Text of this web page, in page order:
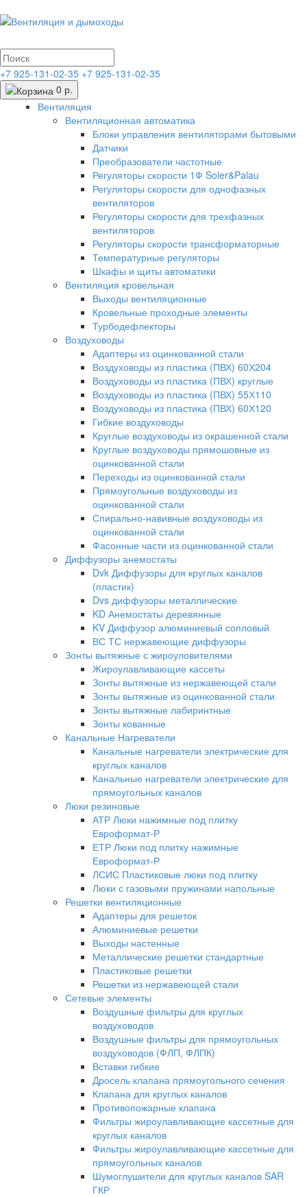
+7 925-131-02-35 +7 925-131-02-35
0 р.
Вентиляция
Вентиляционная автоматика
Блоки управления вентиляторами бытовыми
Датчики
Преобразователи частотные
Регуляторы скорости 1Ф Soler&Palau
Регуляторы скорости для однофазных
вентиляторов
Регуляторы скорости для трехфазных
вентиляторов
Регуляторы скорости трансформаторные
Температурные регуляторы
Шкафы и щиты автоматики
Вентиляция кровельная
Выходы вентиляционные
Кровельные проходные элементы
Турбодефлекторы
Воздуховоды
Адаптеры из оцинкованной стали
Воздуховоды из пластика (ПВХ) 60Х204
Воздуховоды из пластика (ПВХ) круглые
Воздуховоды из пластика (ПВХ) 55Х110
Воздуховоды из пластика (ПВХ) 60Х120
Гибкие воздуховоды
Круглые воздуховоды из окрашенной стали
Круглые воздуховоды прямошовные из
оцинкованной стали
Переходы из оцинкованной стали
Прямоугольные воздуховоды из
оцинкованной стали
Спирально-навивные воздуховоды из
оцинкованной стали
Фасонные части из оцинкованной стали
Диффузоры анемостаты
Dvk Диффузоры для круглых каналов
(пластик)
Dvs диффузоры металлические
KD Анемостаты деревянные
KV Диффузор алюминиевый сопловый
ВС ТС нержавеющие диффузоры
Зонты вытяжные с жироуловителями
Жироулавливающие кассеты
Зонты вытяжные из нержавеющей стали
Зонты вытяжные из оцинкованной стали
Зонты вытяжные лабиринтные
Зонты кованные
Канальные Нагреватели
Канальные нагреватели электрические для
круглых каналов
Канальные нагреватели электрические для
прямоугольных каналов
Люки резиновые
АТР Люки нажимные под плитку
Евроформат-Р
ЕТР Люки под плитку нажимные
Евроформат-Р
ЛСИС Пластиковые люки под плитку
Люки с газовыми пружинами напольные
Решетки вентиляционные
Адаптеры для решеток
Алюминиевые решетки
Выходы настенные
Металлические решетки стандартные
Пластиковые решетки
Решетки из нержавеющей стали
Сетевые элементы
Воздушные фильтры для круглых
воздуховодов
Воздушные фильтры для прямоугольных
воздуховодов (ФЛП, ФЛПК)
Вставки гибкие
Дросель клапана прямоугольного сечения
Клапана для круглых каналов
Противопожарные клапана
Фильтры жироулавливающие кассетные для
круглых каналов
Фильтры жироулавливающие кассетные для
прямоугольных каналов
Шумоглушители для круглых каналов SAR
ГКР